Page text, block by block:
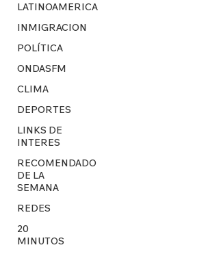
LATINOAMERICA
INMIGRACION
POLÍTICA
ONDASFM
CLIMA
DEPORTES
LINKS DE
INTERES
RECOMENDADO
DE LA
SEMANA
REDES
20
MINUTOS